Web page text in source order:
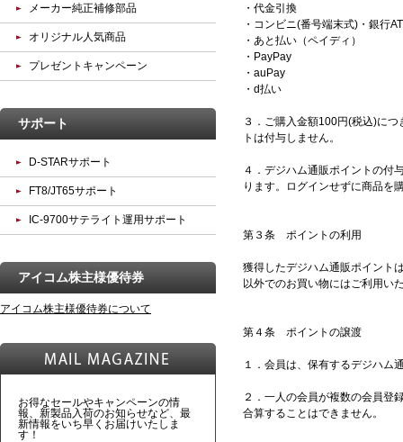
・代金引換
・コンビニ(番号端末式)・銀行
・あと払い（ペイディ）
・PayPay
・auPay
・d払い
３．ご購入金額100円(税込)に
トは付与しません。
４．デジハム通販ポイントの付
ります。ログインせずに商品を
第３条 ポイントの利用
獲得したデジハム通販ポイント
以外でのお買い物にはご利用い
第４条 ポイントの譲渡
１．会員は、保有するデジハム
２．一人の会員が複数の会員登
合算することはできません。
メーカー純正補修部品
オリジナル人気商品
プレゼントキャンペーン
サポート
D-STARサポート
FT8/JT65サポート
IC-9700サテライト運用サポート
アイコム株主様優待券
アイコム株主様優待券について
お得なセールやキャンペーンの情
報、新製品入荷のお知らせなど、最
新情報をいち早くお届けいたしま
す！